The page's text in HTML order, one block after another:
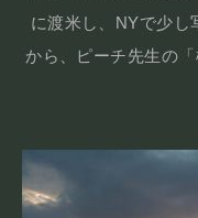
に渡米し、NYで少し
から、ピーチ先生の